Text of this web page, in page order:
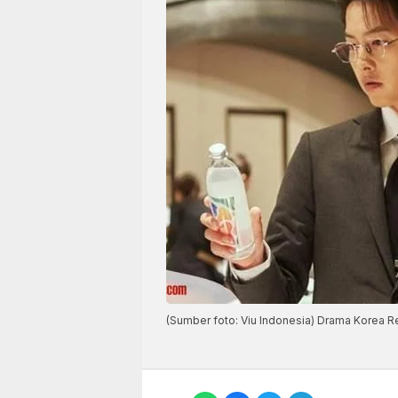
(Sumber foto: Viu Indonesia) Drama Korea